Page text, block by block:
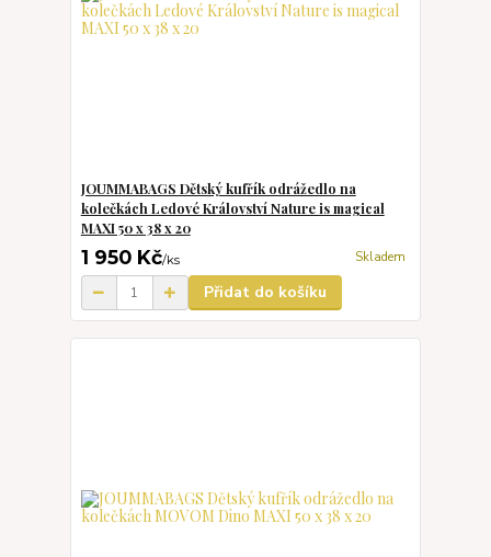
JOUMMABAGS Dětský kufřík odrážedlo na
kolečkách Ledové Království Nature is magical
MAXI 50 x 38 x 20
1 950 Kč/ks Skladem
Přidat do košíku